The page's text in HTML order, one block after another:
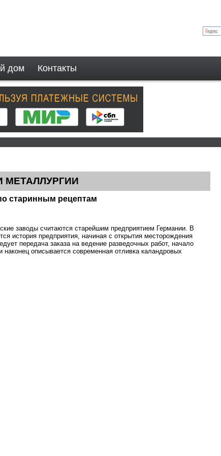
дом Контакты
МЕТАЛЛУРГИИ
старинным рецептам
заводы считаются старейшим предприятием Германии. В
история предприятия, начиная с открытия месторождения
передача заказа на ведение разведочных работ, начало
описывается современная отливка каландровых